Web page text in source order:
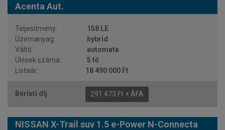
Acenta Aut.
158 LE
hybrid
automata
5 fő
18 490 000 Ft
291 473 Ft + ÁFA
NISSAN X-Trail suv 1.5 e-Power N-Connecta